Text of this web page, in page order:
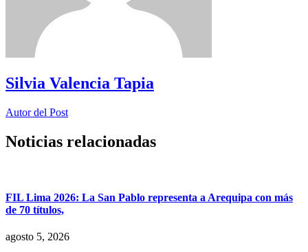
Silvia Valencia Tapia
Autor del Post
Noticias relacionadas
FIL Lima 2026: La San Pablo representa a Arequipa con más
de 70 títulos,
agosto 5, 2026